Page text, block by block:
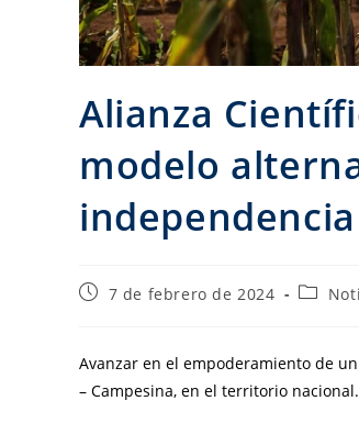
Alianza
modelo
independencia
7 de febrero de 2024
Avanzar en el empoderamiento de
– Campesina, en el territorio nacional.